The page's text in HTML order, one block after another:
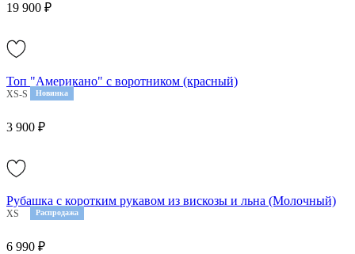
19 900 ₽
Новинка
Топ "Американо" с воротником (красный)
XS-S M-L
3 900 ₽
Распродажа
Рубашка с коротким рукавом из вискозы и льна (Молочный)
XS S
6 990 ₽